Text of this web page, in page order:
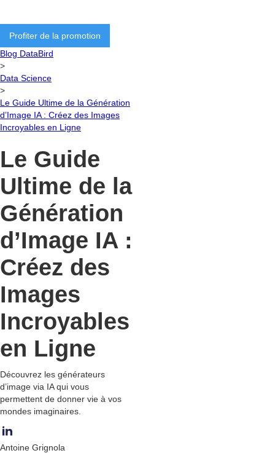
Profiter de la promotion
Blog DataBird
>
Data Science
>
Le Guide Ultime de la Génération
d’Image IA : Créez des Images
Incroyables en Ligne
Le Guide
Ultime de la
Génération
d’Image IA :
Créez des
Images
Incroyables
en Ligne
Découvrez les générateurs
d’image via IA qui vous
permettent de donner vie à vos
mondes imaginaires.
Antoine Grignola